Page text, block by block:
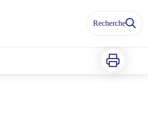
Recherche
Imprimer